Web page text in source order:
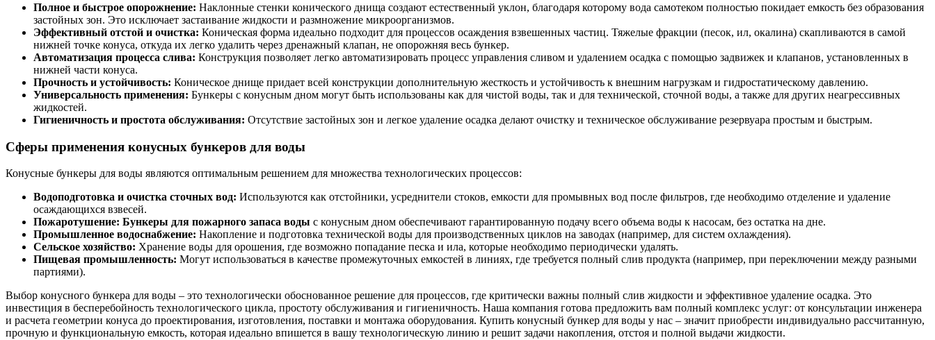
Полное и быстрое опорожнение: Наклонные стенки конического днища создают естественный уклон, благодаря которому вода самотеком полностью покидает емкость без образования
застойных зон. Это исключает застаивание жидкости и размножение микроорганизмов.
Эффективный отстой и очистка: Коническая форма идеально подходит для процессов осаждения взвешенных частиц. Тяжелые фракции (песок, ил, окалина) скапливаются в самой
нижней точке конуса, откуда их легко удалить через дренажный клапан, не опорожняя весь бункер.
Автоматизация процесса слива: Конструкция позволяет легко автоматизировать процесс управления сливом и удалением осадка с помощью задвижек и клапанов, установленных в
нижней части конуса.
Прочность и устойчивость: Коническое днище придает всей конструкции дополнительную жесткость и устойчивость к внешним нагрузкам и гидростатическому давлению.
Универсальность применения: Бункеры с конусным дном могут быть использованы как для чистой воды, так и для технической, сточной воды, а также для других неагрессивных
жидкостей.
Гигиеничность и простота обслуживания: Отсутствие застойных зон и легкое удаление осадка делают очистку и техническое обслуживание резервуара простым и быстрым.
Сферы применения конусных бункеров для воды
Конусные бункеры для воды являются оптимальным решением для множества технологических процессов:
Водоподготовка и очистка сточных вод: Используются как отстойники, усреднители стоков, емкости для промывных вод после фильтров, где необходимо отделение и удаление
осаждающихся взвесей.
Пожаротушение: Бункеры для пожарного запаса воды с конусным дном обеспечивают гарантированную подачу всего объема воды к насосам, без остатка на дне.
Промышленное водоснабжение: Накопление и подготовка технической воды для производственных циклов на заводах (например, для систем охлаждения).
Сельское хозяйство: Хранение воды для орошения, где возможно попадание песка и ила, которые необходимо периодически удалять.
Пищевая промышленность: Могут использоваться в качестве промежуточных емкостей в линиях, где требуется полный слив продукта (например, при переключении между разными
партиями).
Выбор конусного бункера для воды – это технологически обоснованное решение для процессов, где критически важны полный слив жидкости и эффективное удаление осадка. Это
инвестиция в бесперебойность технологического цикла, простоту обслуживания и гигиеничность. Наша компания готова предложить вам полный комплекс услуг: от консультации инженера
и расчета геометрии конуса до проектирования, изготовления, поставки и монтажа оборудования. Купить конусный бункер для воды у нас – значит приобрести индивидуально рассчитанную,
прочную и функциональную емкость, которая идеально впишется в вашу технологическую линию и решит задачи накопления, отстоя и полной выдачи жидкости.